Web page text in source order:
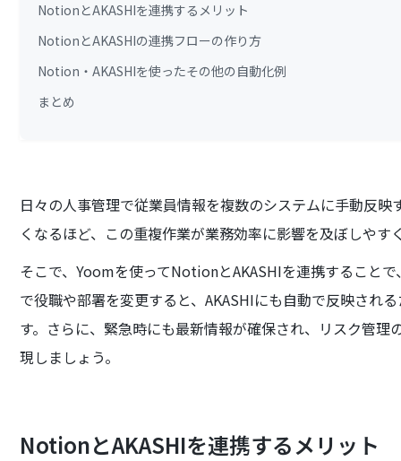
NotionとAKASHIを連携するメリット
NotionとAKASHIの連携フローの作り方
Notion・AKASHIを使ったその他の自動化例
まとめ
日々の人事管理で従業員情報を複数のシステムに手動反
くなるほど、この重複作業が業務効率に影響を及ぼしやす
そこで、Yoomを使ってNotionとAKASHIを連携すること
で役職や部署を変更すると、AKASHIにも自動で反映され
す。さらに、緊急時にも最新情報が確保され、リスク管
現しましょう。
NotionとAKASHIを連携するメリット